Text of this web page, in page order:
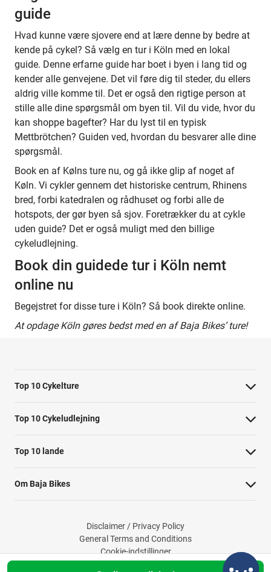
guide
Hvad kunne være sjovere end at lære denne by bedre at
kende på cykel? Så vælg en tur i Köln med en lokal
guide. Denne erfarne guide har boet i byen i lang tid og
kender alle genvejene. Det vil føre dig til steder, du ellers
aldrig ville komme til. Det er også den rigtige person at
stille alle dine spørgsmål om byen til. Vil du vide, hvor du
kan shoppe bagefter? Har du lyst til en typisk
Mettbrötchen? Guiden ved, hvordan du besvarer alle dine
spørgsmål.
Book en af Kølns ture nu, og gå ikke glip af noget af
Køln. Vi cykler gennem det historiske centrum, Rhinens
bred, forbi katedralen og rådhuset og forbi alle de
hotspots, der gør byen så sjov. Foretrækker du at cykle
uden guide? Det er også muligt med den billige
cykeludlejning.
Book din guidede tur i Köln nemt
online nu
Begejstret for disse ture i Köln? Så book direkte online.
At opdage Köln gøres bedst med en af Baja Bikes’ ture!
Top 10 Cykelture
Cykeltur i Barcelona: højdepunkterne
Cykeltur i Berlin: højdepunkterne
Tur til Paris: højdepunkter
Rom højdepunkter cykeltur
Cykeltur til Amsterdams højdepunkter
Cykeltur til Kobenhavn højdepunkter
Cykeltur til Firenzes højdepunkter
Cykeltur i New York: højdepunkterne
Top 10 Cykeludlejning
Barcelona Cykeludlejning
Berlin Cykeludlejning
Paris Cykeludlejning
Valencia Cykeludlejning
Top 10 lande
Cykelture i Holland
Cykelture i Portugal
Om Baja Bikes
Teamet
Disclaimer / Privacy Policy
General Terms and Conditions
Cookie-indstillinger